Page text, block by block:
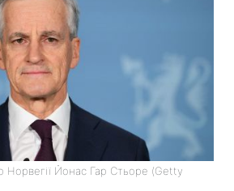
Норвегії Йонас Гар Стьоре (Getty